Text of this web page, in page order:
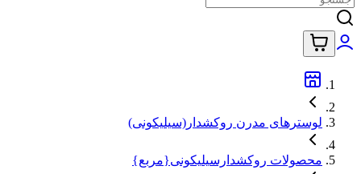
لوسترهای مدرن روکشدار(سیلیکونی)
محصولات روکشدارسیلیکونی{مربع}